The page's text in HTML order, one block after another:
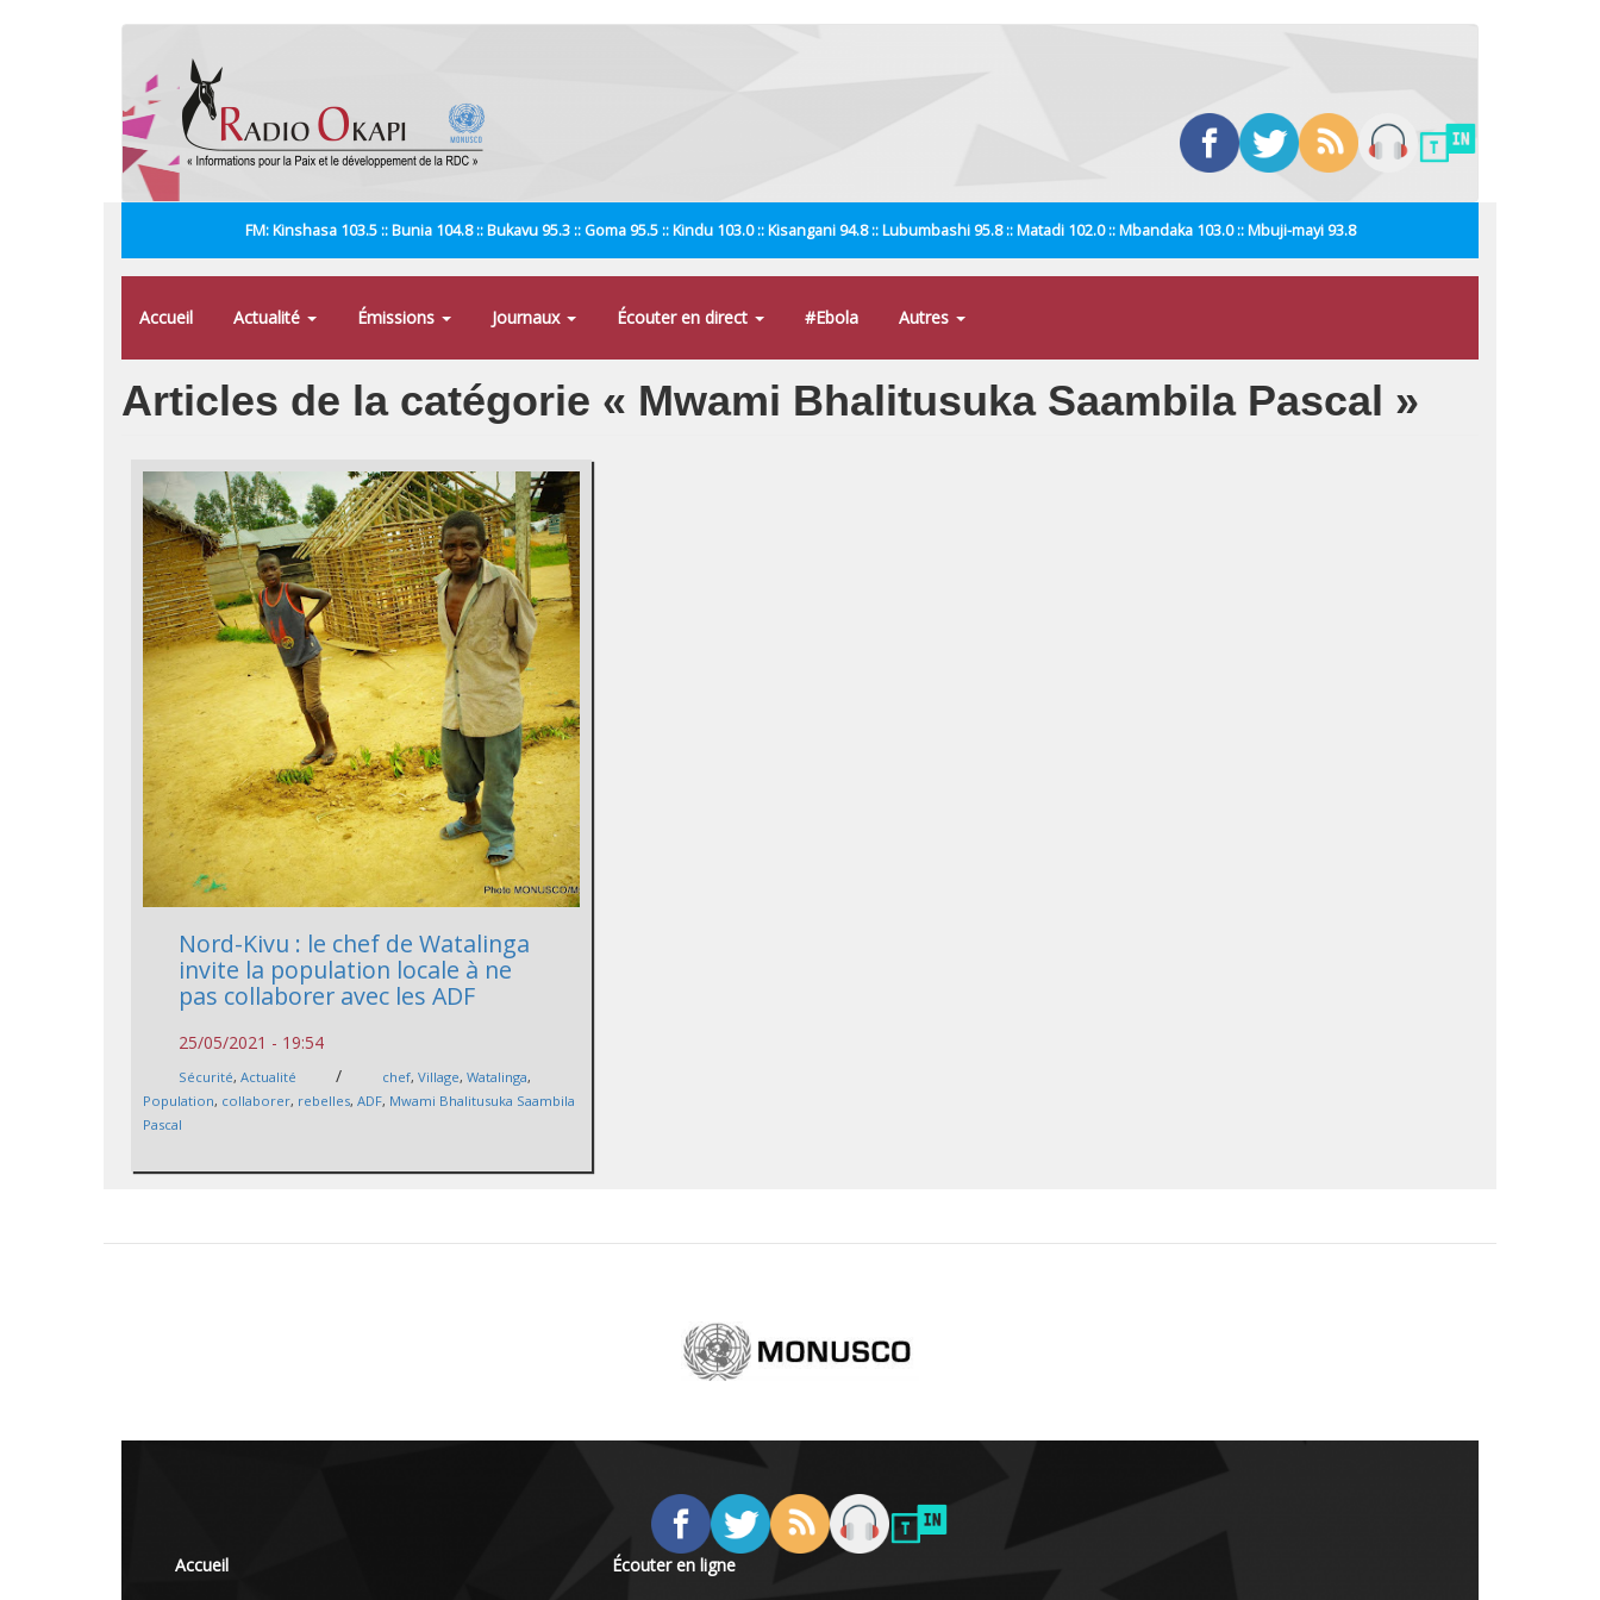
FM: Kinshasa 103.5 :: Bunia 104.8 :: Bukavu 95.3 :: Goma 95.5 :: Kindu 103.0 :: Kisangani 94.8 :: Lubumbashi 95.8 :: Matadi 102.0 :: Mbandaka 103.0 :: Mbuji-mayi 93.8
Accueil Actualité Émissions Journaux Écouter en direct #Ebola Autres
Articles de la catégorie « Mwami Bhalitusuka Saambila Pascal »
Nord-Kivu : le chef de Watalinga
invite la population locale à ne
pas collaborer avec les ADF
25/05/2021 - 19:54
Sécurité,Actualité / chef,Village,Watalinga,
Population, collaborer, rebelles,ADF, Mwami Bhalitusuka Saambila
Pascal
Accueil Écouter en ligne